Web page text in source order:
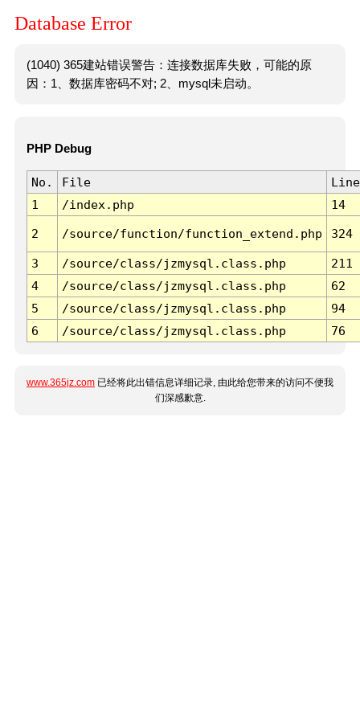
Database Error
(1040) 365建站错误警告：连接数据库失败，可能的原
因：1、数据库密码不对; 2、mysql未启动。
PHP Debug
No. File
Line
1
/index.php 14
2 /source/function/function_extend.php 324
3 /source/class/jzmysql.class.php
211
4
/source/class/jzmysql.class.php
62
5
/source/class/jzmysql.class.php
94
6
/source/class/jzmysql.class.php 76
www.365jz.com 已经将此出错信息详细记录, 由此给您带来的访问不便我
们深感歉意.